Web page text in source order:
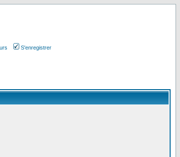
S'enregistrer